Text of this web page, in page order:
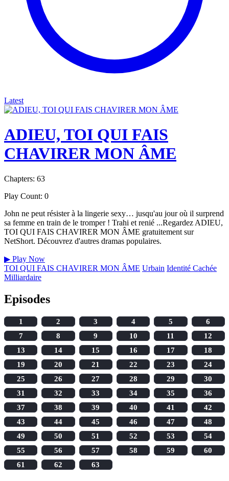
Latest
ADIEU, TOI QUI FAIS
CHAVIRER MON ÂME
Chapters: 63
Play Count: 0
John ne peut résister à la lingerie sexy… jusqu'au jour où il surprend
sa femme en train de le tromper ! Trahi et renié ...Regardez ADIEU,
TOI QUI FAIS CHAVIRER MON ÂME gratuitement sur
NetShort. Découvrez d'autres dramas populaires.
▶ Play Now
TOI QUI FAIS CHAVIRER MON ÂME Urbain Identité Cachée
Milliardaire
Episodes
1 2 3 4 5
6
7
8 9 10 11
12
13
14 15 16 17
18
19
20 21 22 23
24
25
26 27 28 29
30
31
32 33 34 35
36
37
38 39 40 41
42
43
44 45 46 47
48
49
50 51 52 53
54
55
56 57 58 59
60
61
62 63